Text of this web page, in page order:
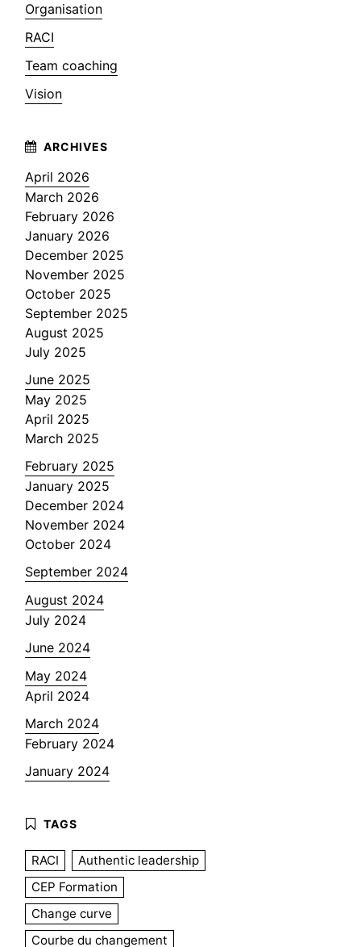
Organisation
RACI
Team coaching
Vision
April 2026
March 2026
February 2026
January 2026
December 2025
November 2025
October 2025
September 2025
August 2025
July 2025
June 2025
May 2025
April 2025
March 2025
February 2025
January 2025
December 2024
November 2024
October 2024
September 2024
August 2024
July 2024
June 2024
May 2024
April 2024
March 2024
February 2024
January 2024
RACI
Authentic leadership
CEP Formation
Change curve
Courbe du changement